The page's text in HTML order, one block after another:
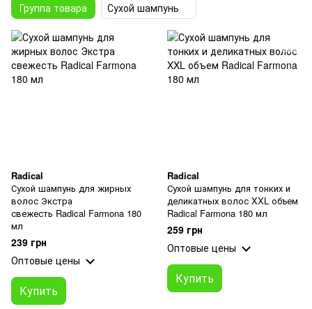
Группа товара Сухой шампунь
Radical
Сухой шампунь для жирных
волос Экстра
свежесть Radical Farmona 180
мл
239 грн
Оптовые цены
Купить
Radical
Сухой шампунь для тонких и
деликатных волос XXL объем
Radical Farmona 180 мл
259 грн
Оптовые цены
Купить